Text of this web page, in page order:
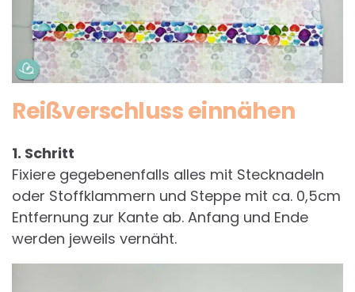
Reißverschluss einnähen
1. Schritt
Fixiere gegebenenfalls alles mit Stecknadeln
oder Stoffklammern und Steppe mit ca. 0,5cm
Entfernung zur Kante ab. Anfang und Ende
werden jeweils vernäht.